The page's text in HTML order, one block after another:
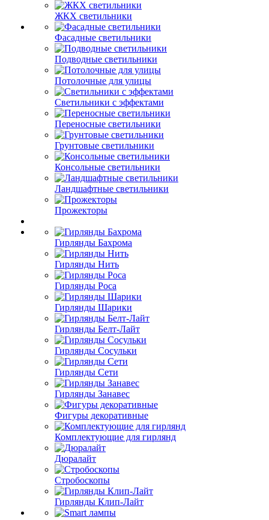
ЖКХ светильники
Фасадные светильники
Подводные светильники
Потолочные для улицы
Светильники с эффектами
Переносные светильники
Грунтовые светильники
Консольные светильники
Ландшафтные светильники
Прожекторы
Гирлянды Бахрома
Гирлянды Нить
Гирлянды Роса
Гирлянды Шарики
Гирлянды Белт-Лайт
Гирлянды Сосульки
Гирлянды Сети
Гирлянды Занавес
Фигуры декоративные
Комплектующие для гирлянд
Дюралайт
Стробоскопы
Гирлянды Клип-Лайт